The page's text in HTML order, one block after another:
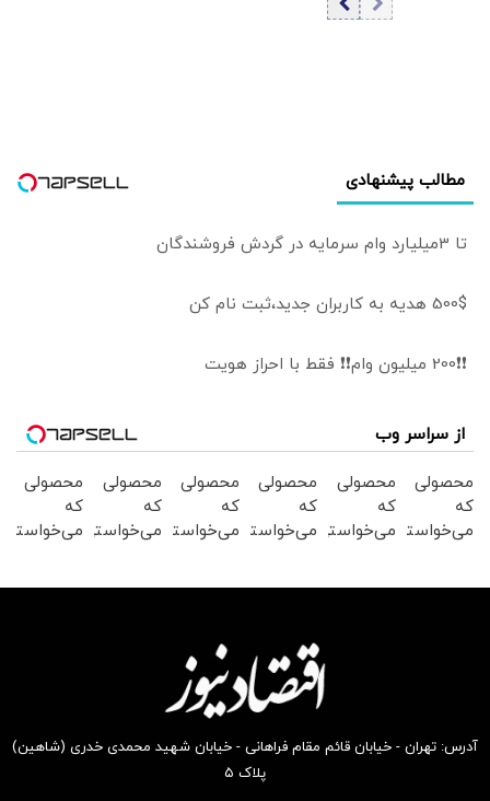
مطالب پیشنهادی
تا 3میلیارد وام سرمایه در گردش فروشندگان
500$ هدیه به کاربران جدید،ثبت نام کن
❗❗200 میلیون وام❗❗ فقط با احراز هویت
از سراسر وب
محصولی
که
می‌خواستی
محصولی
که
می‌خواستی
محصولی
که
می‌خواستی
بخر !
محصولی
که
می‌خواستی
بخر !
محصولی
که
می‌خواستی
محصولی
که
می‌خواستی
آدرس: تهران - خیابان قائم مقام فراهانی - خیابان شهید محمدی خدری (شاهین)
پلاک ۵